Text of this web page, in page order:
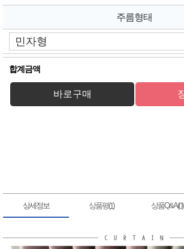
주름형태
합계금액
상세정보 상품평(1) 상품Q&A(0)